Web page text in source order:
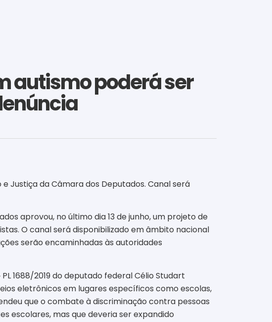
autismo poderá ser
Justiça da Câmara dos Deputados. Canal será
aprovou, no último dia 13 de junho, um projeto de
O canal será disponibilizado em âmbito nacional
serão encaminhadas às autoridades
1688/2019 do deputado federal Célio Studart
eletrônicos em lugares específicos como escolas,
que o combate à discriminação contra pessoas
escolares, mas que deveria ser expandido